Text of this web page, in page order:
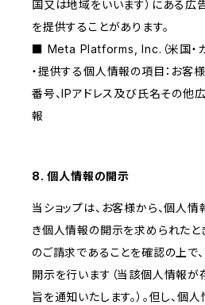
国又は地域をいいます）にある
を提供することがあります。
■ Meta Platforms, Inc.（米国・カ
・提供する個人情報の項目：お客
番号、IPアドレス及び氏名その他
報
8. 個人情報の開示
当ショップは、お客様から、個人
き個人情報の開示を求められたと
のご請求であることを確認の上で
開示を行います（当該個人情報が
旨を通知いたします。）。但し、個